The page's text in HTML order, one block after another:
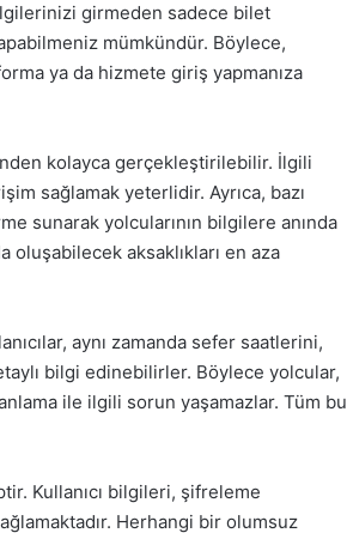
girmeden sadece bilet
mümkündür. Böylece,
ya da hizmete giriş yapmanıza
kolayca gerçekleştirilebilir. İlgili
sağlamak yeterlidir. Ayrıca, bazı
sunarak yolcularının bilgilere anında
oluşabilecek aksaklıkları en aza
aynı zamanda sefer saatlerini,
bilgi edinebilirler. Böylece yolcular,
ile ilgili sorun yaşamazlar. Tüm bu
Kullanıcı bilgileri, şifreleme
Herhangi bir olumsuz